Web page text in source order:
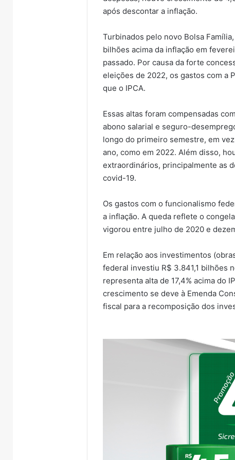
após descontar a inflação.
Turbinados pelo novo Bolsa
bilhões acima da inflação em
passado. Por causa da forte
eleições de 2022, os gastos com a
que o IPCA.
Essas altas foram compensadas
abono salarial e seguro-
longo do primeiro semestre, em
ano, como em 2022. Além disso,
extraordinários, principalmente as
covid-19.
Os gastos com o funcionalismo
a inflação. A queda reflete o
vigorou entre julho de 2020 e
Em relação aos investimentos
federal investiu R$ 3.841,1 bilhões
representa alta de 17,4% acima do
crescimento se deve à Emenda
fiscal para a recomposição dos
lei
para
crimes
online
contra
crianças
7 de
Nova
para
contra